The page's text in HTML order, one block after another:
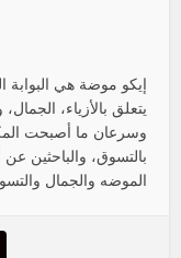
إيكو موضة هي البوابة
وسرعان ما أصبحت
بالتسوق، والباحثين
الموضه والجمال